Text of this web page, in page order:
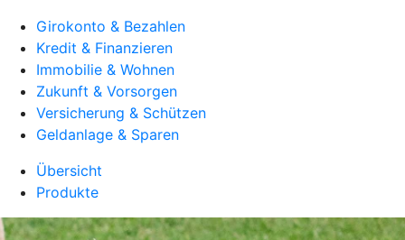
Girokonto & Bezahlen
Kredit & Finanzieren
Immobilie & Wohnen
Zukunft & Vorsorgen
Versicherung & Schützen
Geldanlage & Sparen
Übersicht
Produkte